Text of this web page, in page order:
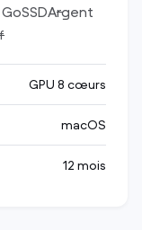
GoSSDArgent
GPU 8 cœurs
macOS
12 mois